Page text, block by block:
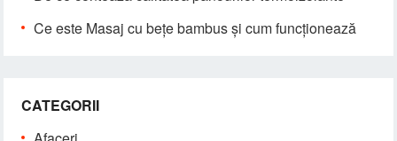
Ce este Masaj cu bețe bambus și cum funcționează
CATEGORII